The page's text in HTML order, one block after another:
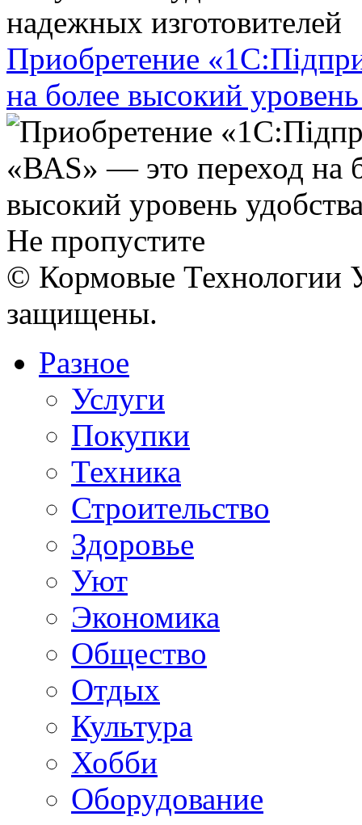
Приобретение
на более высокий
Не пропустите
© Кормовые Технологии
защищены.
Разное
Услуги
Покупки
Техника
Строительство
Здоровье
Уют
Экономика
Общество
Отдых
Культура
Хобби
Оборудование